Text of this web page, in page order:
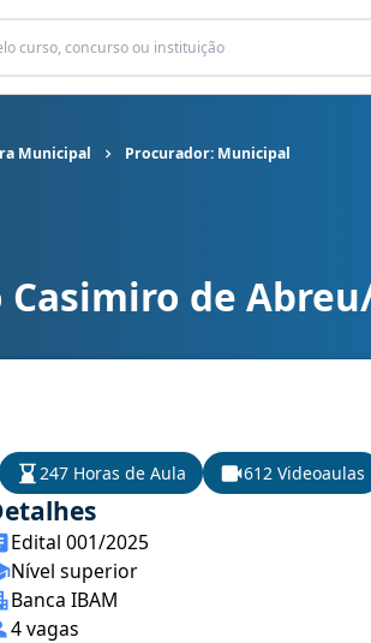
Municipal Procurador: Municipal
Municipal cargo Procurador: Municipal
de
247 Horas de Aula 612 Videoaulas
Edital 001/2025
Nível superior
Banca IBAM
4 vagas